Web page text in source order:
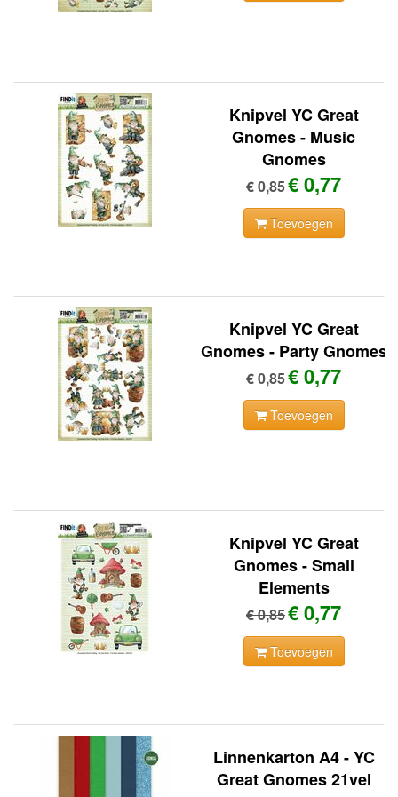
Knipvel YC Great
Gnomes - Music
Gnomes
€ 0,85€ 0,77
Toevoegen
Knipvel YC Great
Gnomes - Party Gnomes
€ 0,85€ 0,77
Toevoegen
Knipvel YC Great
Gnomes - Small
Elements
€ 0,85€ 0,77
Toevoegen
Linnenkarton A4 - YC
Great Gnomes 21vel